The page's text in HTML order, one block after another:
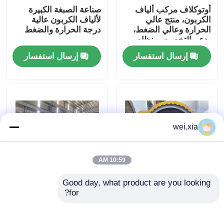
حولنا
جولة في المصنع
اتصل بنا
القضايا
أوتوكلاف مركب ألياف
الكربون، منتج عالي
الحرارة وعالي الضغط،
يدعم التخصيص، نظام
كامل
إرسال استفسار
صناعة الصبغة الكبيرة
لألياف الكربون عالية
درجة الحرارة والضغط
إرسال استفسار
أوتوكلاف مركب
أوتوكلاف مركب من
صفيحة إدخال مقاومة
wei.xia
10:59 AM
Good day, what product are you looking
for?